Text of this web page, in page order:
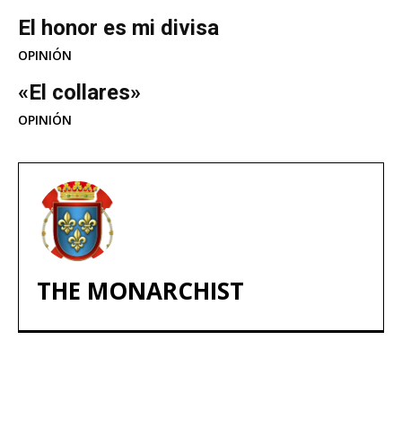
El honor es mi divisa
OPINIÓN
«El collares»
OPINIÓN
THE MONARCHIST